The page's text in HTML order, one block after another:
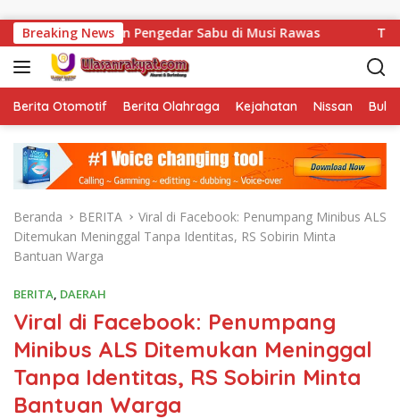
Breaking News
Pengedar Sabu di Musi Rawas Tak Sekadar
Berita Otomotif Berita Olahraga Kejahatan Nissan
Beranda BERITA
Viral di Facebook: Penumpang Minibus ALS
Ditemukan Meninggal Tanpa Identitas, RS Sobirin Minta
Bantuan Warga
BERITA, DAERAH
Viral di Facebook: Penumpang
Minibus ALS Ditemukan Meninggal
Tanpa Identitas, RS Sobirin Minta
Bantuan Warga